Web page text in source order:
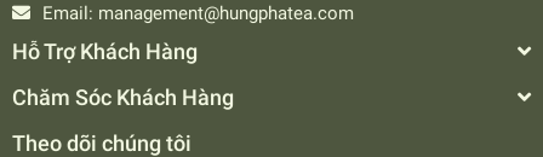
Email: management@hungphatea.com
Hỗ Trợ Khách Hàng
Chăm Sóc Khách Hàng
Theo dõi chúng tôi